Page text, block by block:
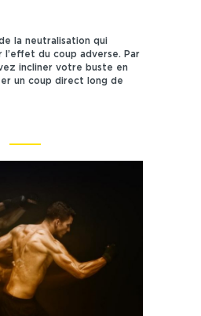
la neutralisation qui
l’effet du coup adverse. Par
incliner votre buste en
un coup direct long de